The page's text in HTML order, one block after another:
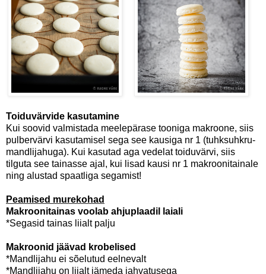
Toiduvärvide kasutamine
Kui soovid valmistada meelepärase tooniga makroone, siis
pulbervärvi kasutamisel sega see kausiga nr 1 (tuhksuhkru-
mandlijahuga). Kui kasutad aga vedelat toiduvärvi, siis
tilguta see tainasse ajal, kui lisad kausi nr 1 makroonitainale
ning alustad spaatliga segamist!
Peamised murekohad
Makroonitainas voolab ahjuplaadil laiali
*Segasid tainas liialt palju
Makroonid jäävad krobelised
*Mandlijahu ei sõelutud eelnevalt
*Mandlijahu on liialt jämeda jahvatusega